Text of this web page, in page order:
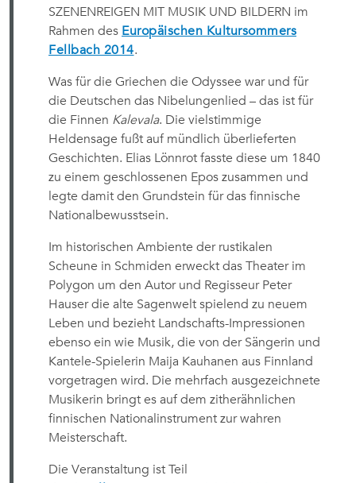
SZENENREIGEN MIT MUSIK UND BILDERN im
Rahmen des Europäischen Kultursommers
Fellbach 2014.
Was für die Griechen die Odyssee war und für
die Deutschen das Nibelungenlied – das ist für
die Finnen Kalevala. Die vielstimmige
Heldensage fußt auf mündlich überlieferten
Geschichten. Elias Lönnrot fasste diese um 1840
zu einem geschlossenen Epos zusammen und
legte damit den Grundstein für das finnische
Nationalbewusstsein.
Im historischen Ambiente der rustikalen
Scheune in Schmiden erweckt das Theater im
Polygon um den Autor und Regisseur Peter
Hauser die alte Sagenwelt spielend zu neuem
Leben und bezieht Landschafts-Impressionen
ebenso ein wie Musik, die von der Sängerin und
Kantele-Spielerin Maija Kauhanen aus Finnland
vorgetragen wird. Die mehrfach ausgezeichnete
Musikerin bringt es auf dem zitherähnlichen
finnischen Nationalinstrument zur wahren
Meisterschaft.
Die Veranstaltung ist Teil